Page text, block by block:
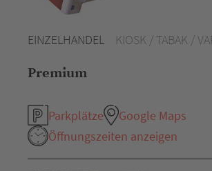
EINZELHANDEL KIOSK / TABAK /
Premium
Parkplätze
Google Maps
Öffnungszeiten anzeigen